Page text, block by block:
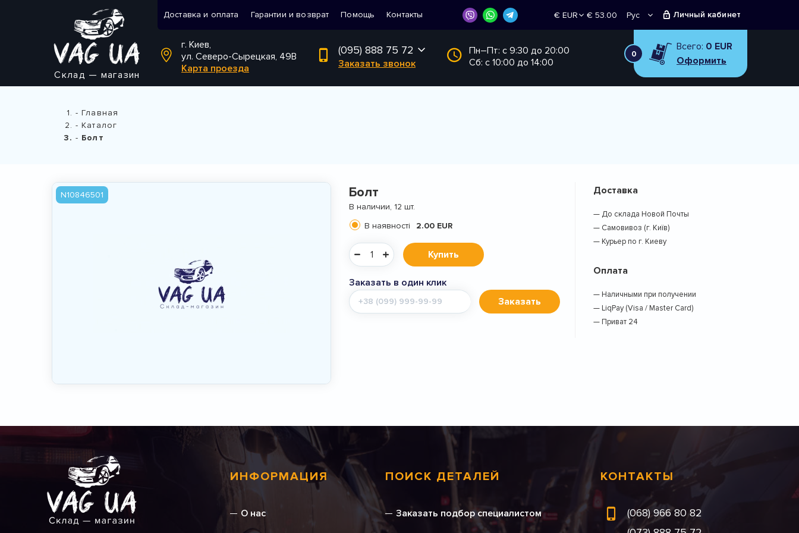
Склад — магазин
Доставка и оплата Гарантии и возврат Помощь Контакты
€ EUR
€ 53.00
Рус Личный кабинет
г. Киев,
ул. Северо-Сырецкая, 49В
Карта проезда
(095) 888 75 72
Заказать звонок
Пн–Пт: с 9:30 до 20:00
Сб: с 10:00 до 14:00
0
Всего: 0 EUR
Оформить
Главная
Каталог
Болт
N10846501 Болт
В наличии, 12 шт.
В наявності
2.00 EUR
Купить
Заказать в один клик
Мобильный
телефон
Заказать
Доставка
— До склада Новой Почты
— Самовивоз (г. Київ)
— Курьер по г. Киеву
Оплата
— Наличными при получении
— LiqPay (Visa / Master Card)
— Приват 24
ИНФОРМАЦИЯ
О нас
ПОИСК ДЕТАЛЕЙ
Заказать подбор специалистом
КОНТАКТЫ
(068) 966 80 82